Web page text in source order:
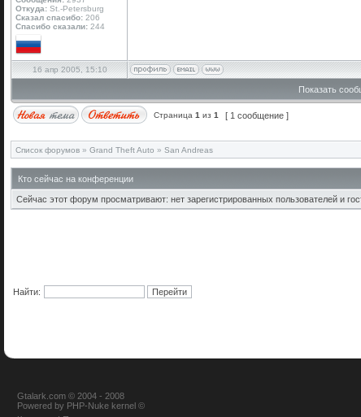
Откуда: St.-Petersburg
Сказал спасибо: 206
Спасибо сказали: 244
16 апр 2005, 15:10
Показать
Страница 1 из 1 [ 1 сообщение ]
Список форумов » Grand Theft Auto » San Andreas
Кто сейчас на конференции
Сейчас этот форум просматривают: нет зарегистрированных пользователей и
Найти:
Gtalark.com © 2004 - 2008
Powered by PHP-Nuke kernel ©